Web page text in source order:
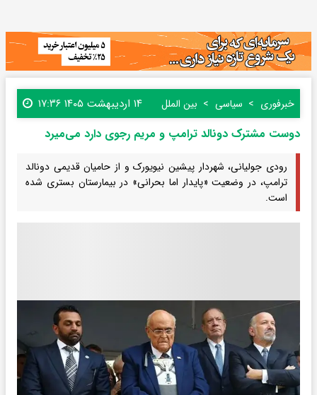
خبرفوری سیاسی بین الملل ۱۴ اردیبهشت ۱۴۰۵ ۱۷:۳۶
دوست مشترک دونالد ترامپ و مریم رجوی دارد می‌میرد
رودی جولیانی، شهردار پیشین نیویورک و از حامیان قدیمی دونالد
ترامپ، در وضعیت «پایدار اما بحرانی» در بیمارستان بستری شده
است.